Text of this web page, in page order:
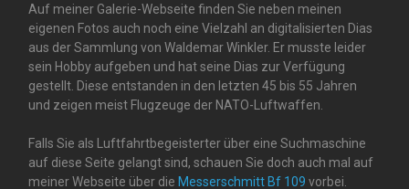
Auf meiner Galerie-Webseite finden Sie neben meinen
eigenen Fotos auch noch eine Vielzahl an digitalisierten Dias
aus der Sammlung von Waldemar Winkler. Er musste leider
sein Hobby aufgeben und hat seine Dias zur Verfügung
gestellt. Diese entstanden in den letzten 45 bis 55 Jahren
und zeigen meist Flugzeuge der NATO-Luftwaffen.
Falls Sie als Luftfahrtbegeisterter über eine Suchmaschine
auf diese Seite gelangt sind, schauen Sie doch auch mal auf
meiner Webseite über die Messerschmitt Bf 109 vorbei.